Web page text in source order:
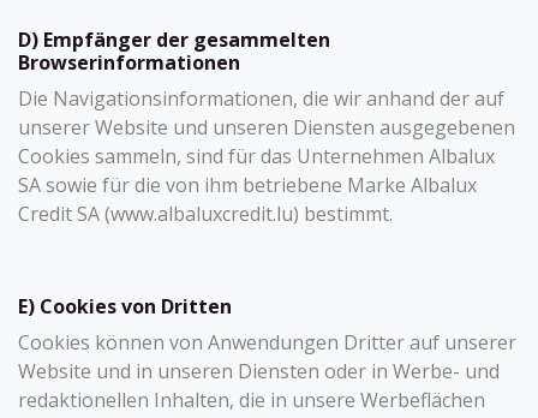
D) Empfänger der gesammelten
Browserinformationen
Die Navigationsinformationen, die wir anhand der auf
unserer Website und unseren Diensten ausgegebenen
Cookies sammeln, sind für das Unternehmen Albalux
SA sowie für die von ihm betriebene Marke Albalux
Credit SA (www.albaluxcredit.lu) bestimmt.
E) Cookies von Dritten
Cookies können von Anwendungen Dritter auf unserer
Website und in unseren Diensten oder in Werbe- und
redaktionellen Inhalten, die in unsere Werbeflächen